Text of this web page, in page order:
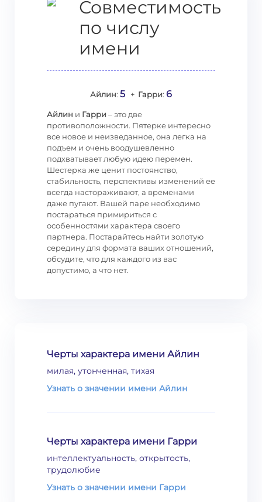
Совместимость
по числу
имени
Айлин: 5 + Гарри: 6
Айлин и Гарри– это две
противоположности. Пятерке интересно
все новое и неизведанное, она легка на
подъем и очень воодушевленно
подхватывает любую идею перемен.
Шестерка же ценит постоянство,
стабильность, перспективы изменений ее
всегда настораживают, а временами
даже пугают. Вашей паре необходимо
постараться примириться с
особенностями характера своего
партнера. Постарайтесь найти золотую
середину для формата ваших отношений,
обсудите, что для каждого из вас
допустимо, а что нет.
Черты характера имени Айлин
милая, утонченная, тихая
Узнать о значении имени Айлин
Черты характера имени Гарри
интеллектуальность, открытость,
трудолюбие
Узнать о значении имени Гарри